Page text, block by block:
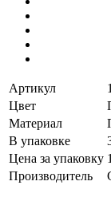
Артикул
Цвет
Материал
В упаковке
Цена за упаковку
Производитель